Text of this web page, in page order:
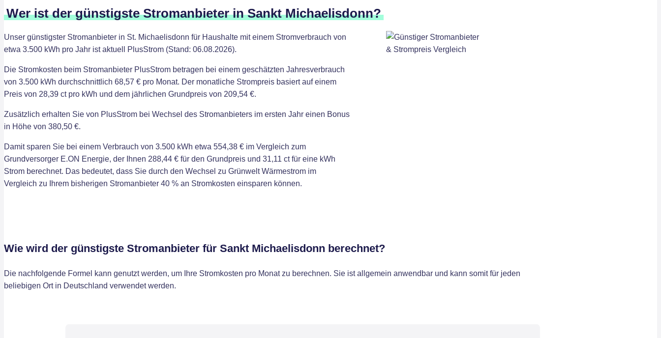
Wer ist der günstigste Stromanbieter in Sankt Michaelisdonn?
Unser günstigster Stromanbieter in St. Michaelisdonn für Haushalte mit einem Stromverbrauch von
etwa 3.500 kWh pro Jahr ist aktuell PlusStrom (Stand: 06.08.2026).
Die Stromkosten beim Stromanbieter PlusStrom betragen bei einem geschätzten Jahresverbrauch
von 3.500 kWh durchschnittlich 68,57 € pro Monat. Der monatliche Strompreis basiert auf einem
Preis von 28,39 ct pro kWh und dem jährlichen Grundpreis von 209,54 €.
Zusätzlich erhalten Sie von PlusStrom bei Wechsel des Stromanbieters im ersten Jahr einen Bonus
in Höhe von 380,50 €.
Damit sparen Sie bei einem Verbrauch von 3.500 kWh etwa 554,38 € im Vergleich zum
Grundversorger E.ON Energie, der Ihnen 288,44 € für den Grundpreis und 31,11 ct für eine kWh
Strom berechnet. Das bedeutet, dass Sie durch den Wechsel zu Grünwelt Wärmestrom im
Vergleich zu Ihrem bisherigen Stromanbieter 40 % an Stromkosten einsparen können.
Wie wird der günstigste Stromanbieter für Sankt Michaelisdonn berechnet?
Die nachfolgende Formel kann genutzt werden, um Ihre Stromkosten pro Monat zu berechnen. Sie ist allgemein anwendbar und kann somit für jeden
beliebigen Ort in Deutschland verwendet werden.